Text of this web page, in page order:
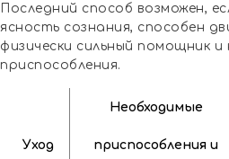
Последний способ возможен,
ясность сознания, способен
физически сильный помощник и
приспособления.
Уход
Необходимые
приспособления и